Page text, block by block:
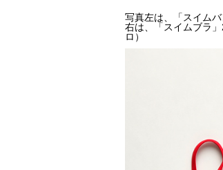
写真左は、「スイム
右は、「スイムブラ
ロ）